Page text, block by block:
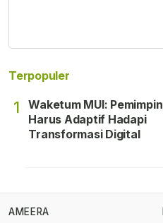
Terpopuler
1
Waketum MUI: Pemimpin
Harus Adaptif Hadapi
Transformasi Digital
AMEERA